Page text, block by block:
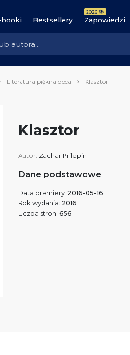
booki Bestsellery Zapowiedzi
2026 📚
Literatura piękna obca Klasztor
Klasztor
Autor: Zachar Prilepin
Dane podstawowe
Data premiery: 2016-05-16
Rok wydania: 2016
Liczba stron: 656